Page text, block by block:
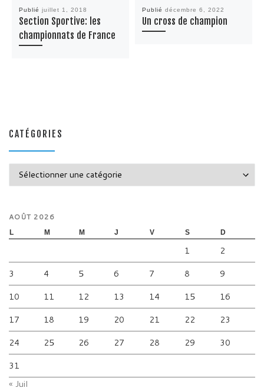
Publié juillet 1, 2018
Section Sportive: les
championnats de France
Publié décembre 6, 2022
Un cross de champion
CATÉGORIES
AOÛT 2026
L M M J V S D
1
2
3
4 5 6 7 8
9
10
11 12 13 14 15
16
17
18 19 20 21 22
23
24
25 26 27 28 29
30
31
« Juil